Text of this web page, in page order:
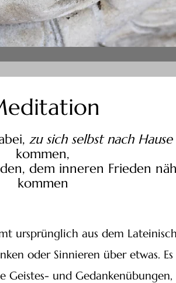
zu sich selbstnach Hause
kommen,
dem inneren Frieden
kommen
ursprünglich aus dem
oder Sinnieren über etwas.
Geistes- und